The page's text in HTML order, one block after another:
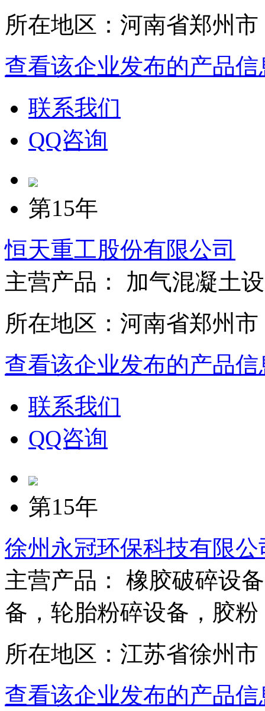
所在地区：河南省郑州市
查看该企业发布的产品信
联系我们
QQ咨询
第15年
恒天重工股份有限公司
主营产品： 加气混凝土
所在地区：河南省郑州市
查看该企业发布的产品信
联系我们
QQ咨询
第15年
徐州永冠环保科技有限公
主营产品： 橡胶破碎设
备，轮胎粉碎设备，胶粉
所在地区：江苏省徐州市
查看该企业发布的产品信